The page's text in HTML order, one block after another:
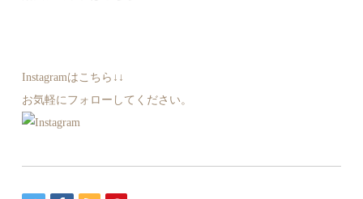
Instagramはこちら↓↓
お気軽にフォローしてください。